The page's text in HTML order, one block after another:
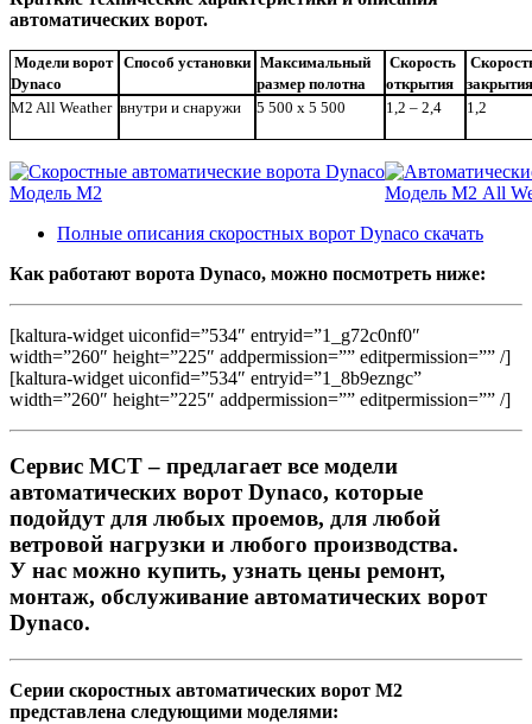
автоматических ворот.
Модели ворот
Dynaco
Способ установки Максимальный
размер полотна
Скорость
открытия
закрытия
M2 All Weather внутри и снаружи 5 500 х 5 500 1,2 – 2,4 1,2
Полные описания скоростных ворот Dynaco скачать
Как работают ворота Dynaco, можно посмотреть ниже:
[kaltura-widget uiconfid=”534″ entryid=”1_g72c0nf0″
width=”260″ height=”225″ addpermission=”” editpermission=”” /]
[kaltura-widget uiconfid=”534″ entryid=”1_8b9ezngc”
width=”260″ height=”225″ addpermission=”” editpermission=”” /]
Сервис МСТ – предлагает все модели
автоматических ворот Dynaco, которые
подойдут для любых проемов, для любой
ветровой нагрузки и любого производства.
У нас можно купить, узнать цены ремонт,
монтаж, обслуживание автоматических ворот
Dynaco.
Серии скоростных автоматических ворот М2
представлена следующими моделями: